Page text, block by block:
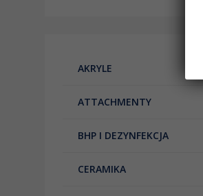
AKRYLE
ATTACHMENTY
BHP I DEZYNFEKCJA
CERAMIKA